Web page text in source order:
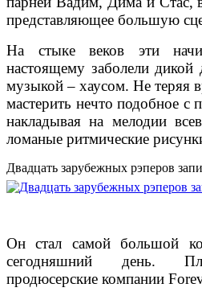
представляющее большую
На стыке веков эти
настоящему заболели дикой
музыкой – хаусом. Не теряя
мастерить нечто подобное с
накладывая на мелодии
ломаные ритмические
Двадцать зарубежных рэперов
Он стал самой большой
сегодняшний день.
продюсерские компании